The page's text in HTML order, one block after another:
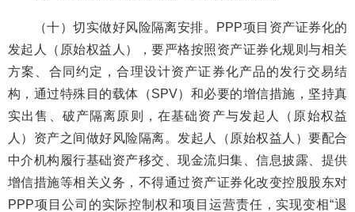
（十）切实做好风险隔离安排。PPP项目资产证券化的
发起人（原始权益人），要严格按照资产证券化规则与相关
方案、合同约定，合理设计资产证券化产品的发行交易结
构，通过特殊目的载体（SPV）和必要的增信措施，坚持真
实出售、破产隔离原则，在基础资产与发起人（原始权益
人）资产之间做好风险隔离。发起人（原始权益人）要配合
中介机构履行基础资产移交、现金流归集、信息披露、提供
增信措施等相关义务，不得通过资产证券化改变控股股东对
PPP项目公司的实际控制权和项目运营责任，实现变相“退